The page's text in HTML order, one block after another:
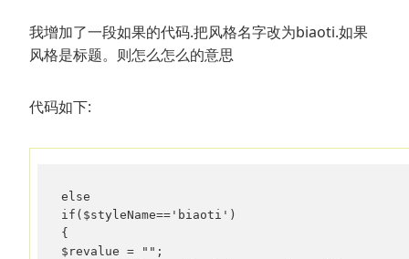
我增加了一段如果的代码.把风格名字改为biaoti.如果
风格是标题。则怎么怎么的意思
代码如下:
else
if($styleName=='biaoti')
{
$revalue = "";